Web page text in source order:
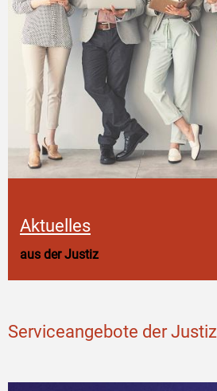
Aktuelles
aus der Justiz
Serviceangebote der Justiz